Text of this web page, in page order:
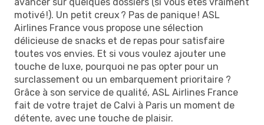
motivé !). Un petit creux ? Pas de panique ! ASL
Airlines France vous propose une sélection
délicieuse de snacks et de repas pour satisfaire
toutes vos envies. Et si vous voulez ajouter une
touche de luxe, pourquoi ne pas opter pour un
surclassement ou un embarquement prioritaire ?
Grâce à son service de qualité, ASL Airlines France
fait de votre trajet de Calvi à Paris un moment de
détente, avec une touche de plaisir.